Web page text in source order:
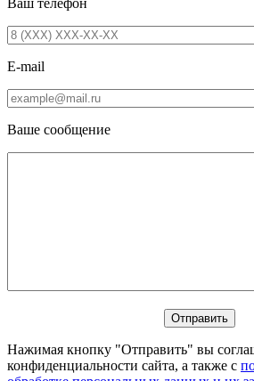
E-mail
Ваше сообщение
Нажимая кнопку "Отправить" вы
конфиденциальности сайта, а также с